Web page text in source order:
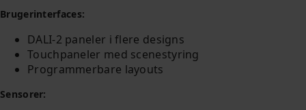
Brugerinterfaces:
DALI‑2 paneler i flere designs
Touchpaneler med scenestyring
Programmerbare layouts
Sensorer: